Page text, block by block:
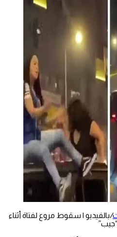
/بالفيديو | سقوط مروع لفتاة أثناء